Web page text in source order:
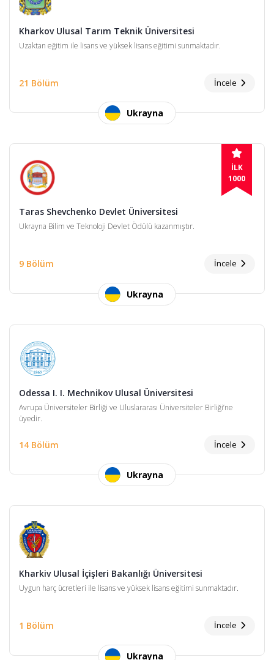
Kharkov Ulusal Tarım Teknik Üniversitesi
Uzaktan eğitim ile lisans ve yüksek lisans eğitimi sunmaktadır.
21 Bölüm İncele
Ukrayna
İLK
1000
Taras Shevchenko Devlet Üniversitesi
Ukrayna Bilim ve Teknoloji Devlet Ödülü kazanmıştır.
9 Bölüm İncele
Ukrayna
Odessa I. I. Mechnikov Ulusal Üniversitesi
Avrupa Üniversiteler Birliği ve Uluslararası Üniversiteler Birliği’ne
üyedir.
14 Bölüm İncele
Ukrayna
Kharkiv Ulusal İçişleri Bakanlığı Üniversitesi
Uygun harç ücretleri ile lisans ve yüksek lisans eğitimi sunmaktadır.
1 Bölüm İncele
Ukrayna